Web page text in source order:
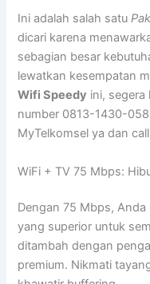
Ini adalah salah satu
dicari karena
sebagian besar
lewatkan kesempatan
Wifi Speedy ini,
number 0813-1430-
MyTelkomsel ya dan
WiFi + TV 75 Mbps:
Dengan 75 Mbps,
yang superior untuk
ditambah dengan
premium. Nikmati